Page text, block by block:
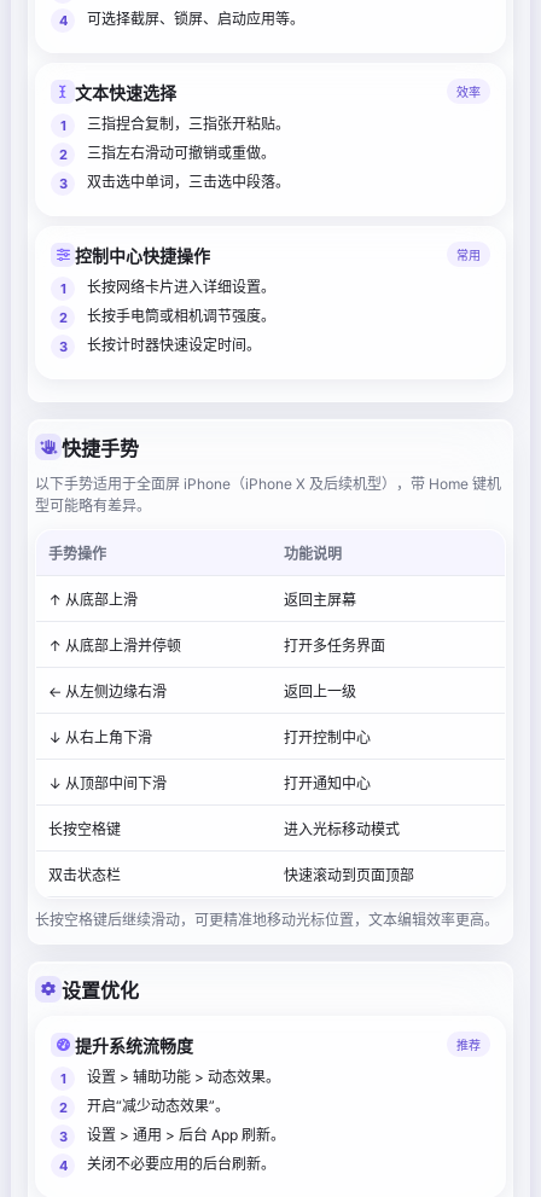
可选择截屏、锁屏、启动应用等。
文本快速选择 效率
三指捏合复制，三指张开粘贴。
三指左右滑动可撤销或重做。
双击选中单词，三击选中段落。
控制中心快捷操作 常用
长按网络卡片进入详细设置。
长按手电筒或相机调节强度。
长按计时器快速设定时间。
快捷手势
以下手势适用于全面屏 iPhone（iPhone X 及后续机型），带 Home 键机
型可能略有差异。
手势操作 功能说明
↑ 从底部上滑 返回主屏幕
↑ 从底部上滑并停顿 打开多任务界面
← 从左侧边缘右滑 返回上一级
↓ 从右上角下滑 打开控制中心
↓ 从顶部中间下滑 打开通知中心
长按空格键 进入光标移动模式
双击状态栏 快速滚动到页面顶部
长按空格键后继续滑动，可更精准地移动光标位置，文本编辑效率更高。
设置优化
提升系统流畅度 推荐
设置 > 辅助功能 > 动态效果。
开启“减少动态效果”。
设置 > 通用 > 后台 App 刷新。
关闭不必要应用的后台刷新。